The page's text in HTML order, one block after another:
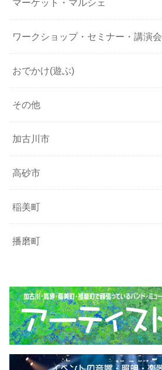
マーケット・マルシェ
ワークショップ・セミナー・講演会
おでかけ(遊ぶ)
その他
加古川市
高砂市
稲美町
播磨町